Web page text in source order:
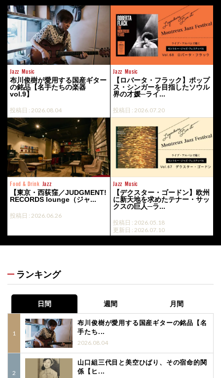
Jazz Music
布川俊樹が愛用する国産ギター
の銘品【名手たちの楽器
vol.9】
投稿日 : 2026.08.04
Jazz Music
【ロバータ・フラック】ポップ
ス・シンガーを目指したソウル
界の才媛─ライ...
投稿日 : 2026.07.20
Food & Drink Jazz
【東京・西荻窪／JUDGMENT!
RECORDS lounge（ジャ...
投稿日 : 2026.06.26
Jazz Music
【デクスター・ゴードン】欧州
に新天地を求めたテナー・サッ
クスの巨人─ラ...
投稿日 : 2026.05.18
更新日 : 2026.07.10
ランキング
日間 週間 月間
布川俊樹が愛用する国産ギターの銘品【名
手たち...
2026.08.04
山口組三代目と美空ひばり、その宿命的関
係【ヒ...